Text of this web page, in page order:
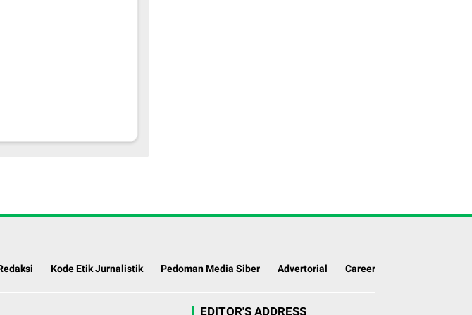
Kode Etik Jurnalistik Pedoman Media Siber Advertorial Career
EDITOR'S ADDRESS